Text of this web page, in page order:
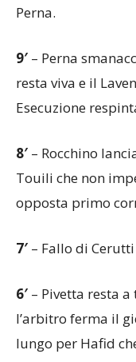
Perna.
9′ – Perna
resta viva e il
Esecuzione
8′ – Rocchino
Touili che non
opposta primo
7′ – Fallo di
6′ – Pivetta resta
l’arbitro ferma il
lungo per Hafid